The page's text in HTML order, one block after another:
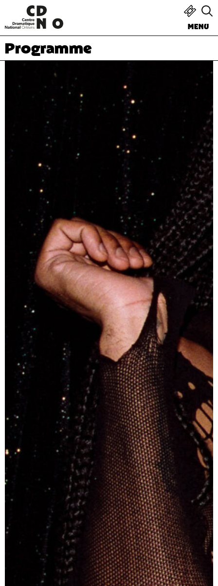
MENU
Programme